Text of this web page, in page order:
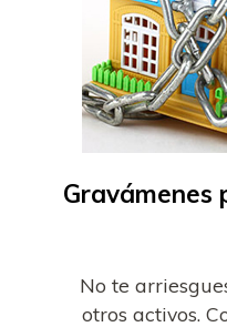
Gravámenes
No te
otros activos.